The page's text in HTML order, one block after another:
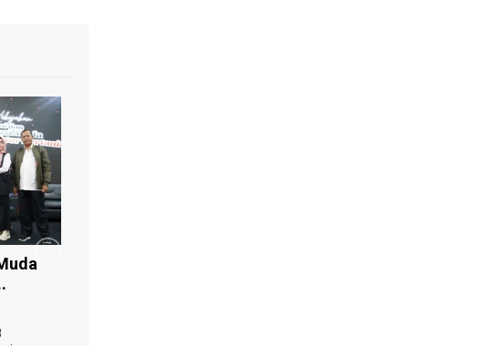
Bantul
BANTUL